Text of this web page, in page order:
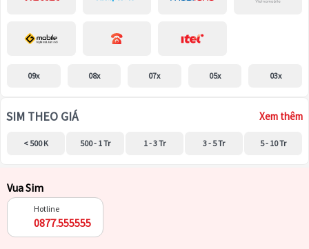
09x 08x 07x 05x 03x
SIM THEO GIÁ Xem thêm
< 500 K 500 - 1 Tr 1 - 3 Tr 3 - 5 Tr 5 - 10 Tr
Vua Sim
Hotline
0877.555555